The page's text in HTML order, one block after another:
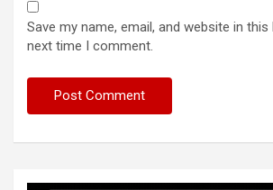
Save my name, email, and website in
next time I comment.